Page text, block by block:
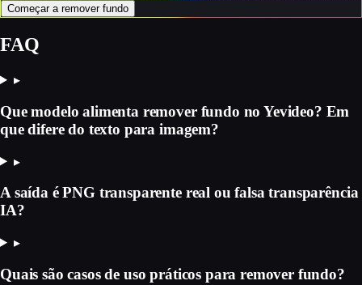
Começar a remover fundo
FAQ
▸
Que modelo alimenta remover fundo no Yevideo? Em
que difere do texto para imagem?
▸
A saída é PNG transparente real ou falsa transparência
IA?
▸
Quais são casos de uso práticos para remover fundo?